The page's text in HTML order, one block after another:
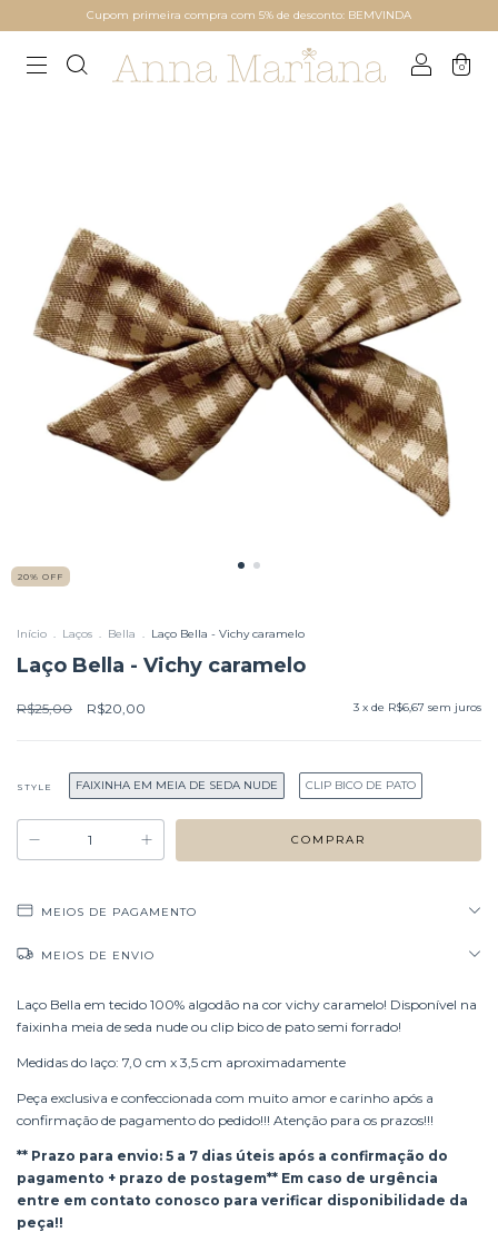
Cupom primeira compra com 5% de desconto: BEMVINDA
0
20% OFF
Início . Laços . Bella . Laço Bella - Vichy caramelo
Laço Bella - Vichy caramelo
R$25,00 R$20,00 3 x de R$6,67 sem juros
STYLE FAIXINHA EM MEIA DE SEDA NUDE CLIP BICO DE PATO
MEIOS DE PAGAMENTO
MEIOS DE ENVIO
Laço Bella em tecido 100% algodão na cor vichy caramelo! Disponível na
faixinha meia de seda nude ou clip bico de pato semi forrado!
Medidas do laço: 7,0 cm x 3,5 cm aproximadamente
Peça exclusiva e confeccionada com muito amor e carinho após a
confirmação de pagamento do pedido!!! Atenção para os prazos!!!
** Prazo para envio: 5 a 7 dias úteis após a confirmação do
pagamento + prazo de postagem** Em caso de urgência
entre em contato conosco para verificar disponibilidade da
peça!!